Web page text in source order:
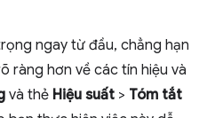
ngay từ đầu, chẳng hạn
ràng hơn về các tín hiệu và
và thẻ Hiệu suất > Tóm tắt